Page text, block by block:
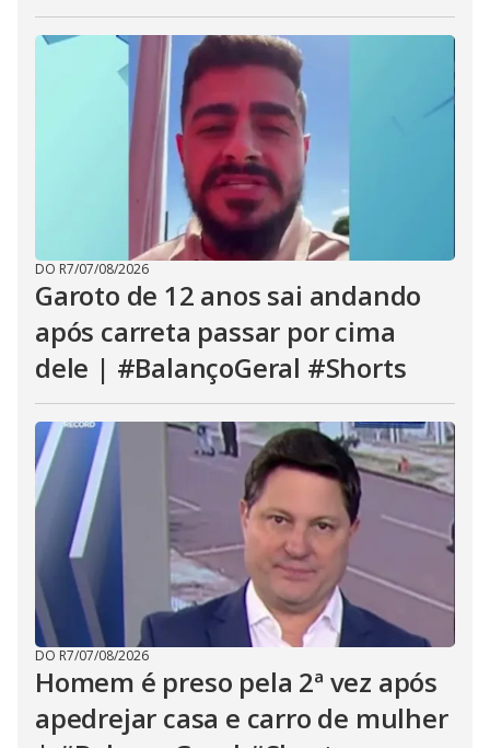
DO R7/07/08/2026
Garoto de 12 anos sai andando
após carreta passar por cima
dele | #BalançoGeral #Shorts
DO R7/07/08/2026
Homem é preso pela 2ª vez após
apedrejar casa e carro de mulher